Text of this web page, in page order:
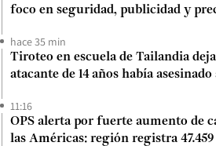
foco en seguridad, publicidad y
hace 35 min
Tiroteo en escuela de Tailandia
atacante de 14 años había
11:16
OPS alerta por fuerte aumento de
las Américas: región registra